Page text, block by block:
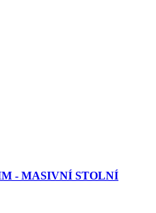
- MASIVNÍ STOLNÍ